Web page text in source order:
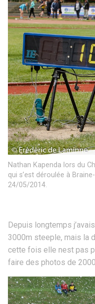
Nathan Kapenda lors du
qui s’est déroulée à
24/05/2014.
Depuis longtemps
3000m steeple, mais la
cette fois elle nest pas
faire des photos de